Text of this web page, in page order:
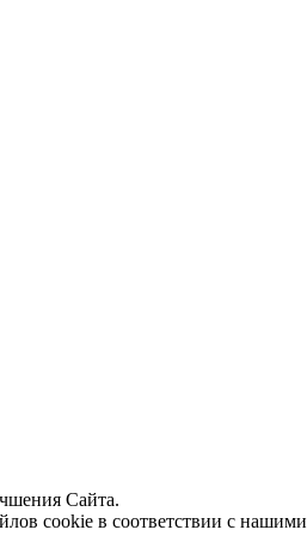
Сайта.
cookie в соответствии с нашими